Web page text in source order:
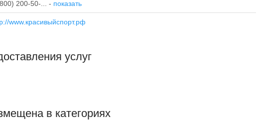
200-50-... - показать
www.красивыйспорт.рф
услуг
в категориях